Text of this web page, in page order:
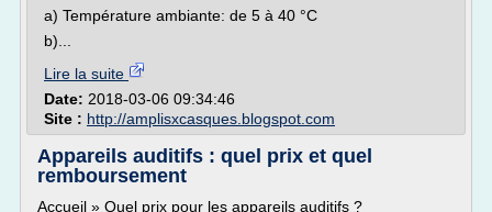
a) Température ambiante: de 5 à 40 °C
b)...
Lire la suite
Date: 2018-03-06 09:34:46
Site : http://amplisxcasques.blogspot.com
Appareils auditifs : quel prix et quel
remboursement
Accueil » Quel prix pour les appareils auditifs ?